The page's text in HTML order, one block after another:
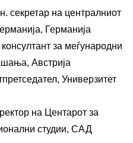
секретар на централниот
Германија
консултант за меѓународни
Австрија
Универзитет
на Центарот за
студии, САД